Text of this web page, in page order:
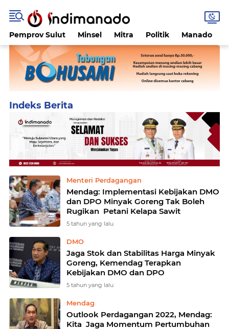
Pemprov Sulut Minsel Mitra Politik Manado
Menteri Perdagangan
Mendag: Implementasi Kebijakan DMO
dan DPO Minyak Goreng Tak Boleh
Rugikan Petani Kelapa Sawit
5 tahun yang lalu
DMO
Jaga Stok dan Stabilitas Harga Minyak
Goreng, Kemendag Terapkan
Kebijakan DMO dan DPO
5 tahun yang lalu
Mendag
Outlook Perdagangan 2022, Mendag:
Kita Jaga Momentum Pertumbuhan